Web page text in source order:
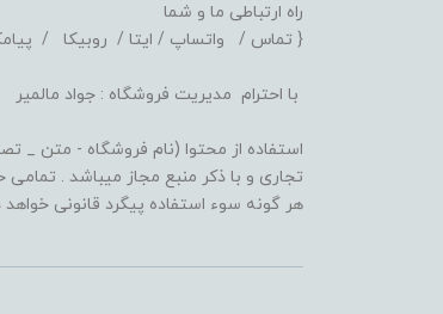
راه ارتباطی ما و شما
{ تماس / واتساپ / ایتا / روبیکا / پیامک } به
با احترام مدیریت فروشگاه : جواد مالمیر
استفاده از محتوا (نام فروشگاه - متن _
تجاری و با ذکر منبع مجاز میباشد . تمامی
هر گونه سوء استفاده پیگرد قانونی